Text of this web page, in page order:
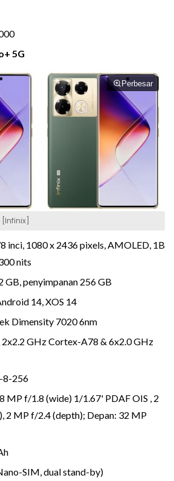
5G
Perbesar
inci, 1080 x 2436 pixels, AMOLED, 1B
nits
penyimpanan 256 GB
14, XOS 14
Dimensity 7020 6nm
GHz Cortex-A78 & 6x2.0 GHz
8-256
MP f/1.8 (wide) 1/1.67' PDAF OIS , 2
2 MP f/2.4 (depth); Depan: 32 MP
SIM, dual stand-by)